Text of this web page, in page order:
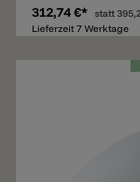
312,74 €* statt
Lieferzeit 7 Werktage